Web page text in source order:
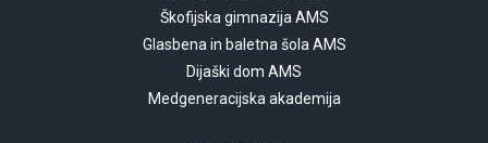
Škofijska gimnazija AMS
Glasbena in baletna šola AMS
Dijaški dom AMS
Medgeneracijska akademija